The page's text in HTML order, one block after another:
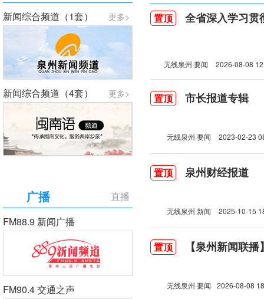
更多>
新闻综合频道（1套）
更多>
新闻综合频道（4套）
直播
广播
FM88.9 新闻广播
FM90.4 交通之声
置顶 全省深入学习贯彻习
无线泉州·要闻 2026-08-08
置顶 市长报道专辑
无线泉州·要闻 2023-02-23
置顶 泉州财经报道
无线泉州 新闻 2025-10-15
置顶 【泉州新闻联
无线泉州·要闻 2026-08-08